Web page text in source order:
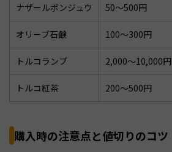
ナザールボンジュウ 50〜500円
オリーブ石鹸 100〜300円
トルコランプ 2,000〜10,000円
トルコ紅茶 200〜500円
購入時の注意点と値切りのコツ